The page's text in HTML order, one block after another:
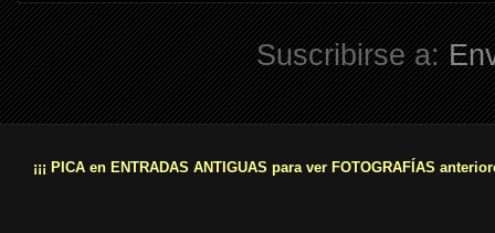
Suscribirse a:
¡¡¡ PICA en ENTRADAS ANTIGUAS para ver FOTOGRAFÍAS